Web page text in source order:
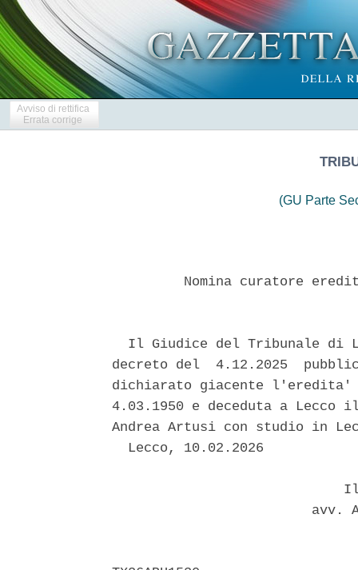
Avviso di rettifica
Errata corrige
(GU Parte
Nomina curatore
Il Giudice del Tribunale di
decreto del  4.12.2025
dichiarato giacente
4.03.1950 e deceduta a Lecco
Andrea Artusi con studio in
  Lecco, 10.02.2026
avv.